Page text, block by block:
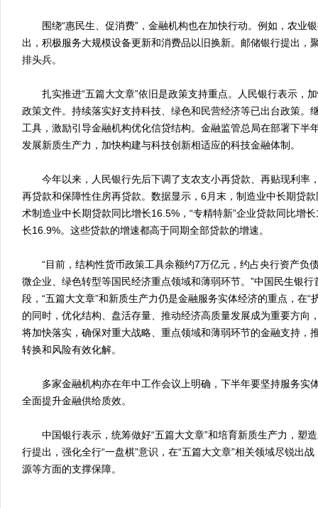
围绕“惠民生、促消费”，金融机构也在加快行动。例如，农业
出，积极服务大规模设备更新和消费品以旧换新。邮储银行提出，
排头兵。
扎实推进“五篇大文章”依旧是政策支持重点。人民银行表示，加
政策文件。持续落实好支持科技、绿色和民营经济等已出台政策。
工具，激励引导金融机构优化信贷结构。金融监管总局在部署下半
发展新质生产力，加快构建与科技创新相适应的科技金融体制。
今年以来，人民银行先后下调了支农支小再贷款、再贴现利率
再贷款和保障性住房再贷款。数据显示，6月末，制造业中长期贷
术制造业中长期贷款同比增长16.5%，“专精特新”企业贷款同比增
长16.9%。这些贷款的增速都高于同期全部贷款的增速。
“目前，结构性货币政策工具余额约7万亿元，约占央行资产负
微企业、绿色转型等国民经济重点领域和薄弱环节。”中国民生银
段，“五篇大文章”和新质生产力仍是金融服务实体经济的重点，在“
的同时，优化结构、盘活存量、推动经济高质量发展成为重要方向
将加快落实，确保对重大战略、重点领域和薄弱环节的金融支持，
转换和风险有效化解。
多家金融机构亦在年中工作会议上明确，下半年要坚持服务实体
全面提升金融供给质效。
中国银行表示，统筹做好“五篇大文章”和培育新质生产力，塑
行提出，强化全行“一盘棋”意识，在“五篇大文章”相关领域尽锐出
源等方面的支撑保障。